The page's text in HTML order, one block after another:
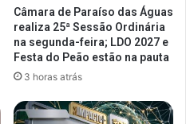
Câmara de Paraíso das Águas
realiza 25ª Sessão Ordinária
na segunda-feira; LDO 2027 e
Festa do Peão estão na pauta
3 horas atrás